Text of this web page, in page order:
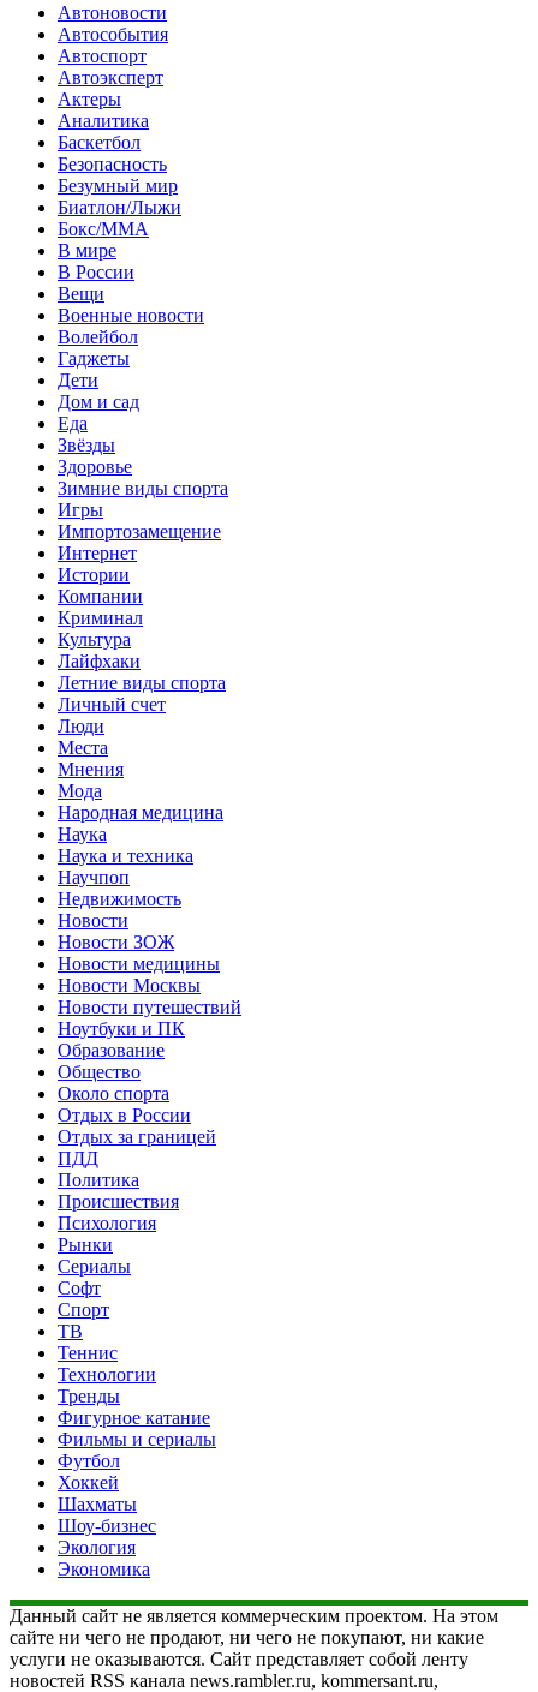
Автоновости
Автособытия
Автоспорт
Автоэксперт
Актеры
Аналитика
Баскетбол
Безопасность
Безумный мир
Биатлон/Лыжи
Бокс/MMA
В мире
В России
Вещи
Военные новости
Волейбол
Гаджеты
Дети
Дом и сад
Еда
Звёзды
Здоровье
Зимние виды спорта
Игры
Импортозамещение
Интернет
Истории
Компании
Криминал
Культура
Лайфхаки
Летние виды спорта
Личный счет
Люди
Места
Мнения
Мода
Народная медицина
Наука
Наука и техника
Научпоп
Недвижимость
Новости
Новости ЗОЖ
Новости медицины
Новости Москвы
Новости путешествий
Ноутбуки и ПК
Образование
Общество
Около спорта
Отдых в России
Отдых за границей
ПДД
Политика
Происшествия
Психология
Рынки
Сериалы
Софт
Спорт
ТВ
Теннис
Технологии
Тренды
Фигурное катание
Фильмы и сериалы
Футбол
Хоккей
Шахматы
Шоу-бизнес
Экология
Экономика
Данный сайт не является коммерческим проектом. На этом
сайте ни чего не продают, ни чего не покупают, ни какие
услуги не оказываются. Сайт представляет собой ленту
новостей RSS канала news.rambler.ru, kommersant.ru,